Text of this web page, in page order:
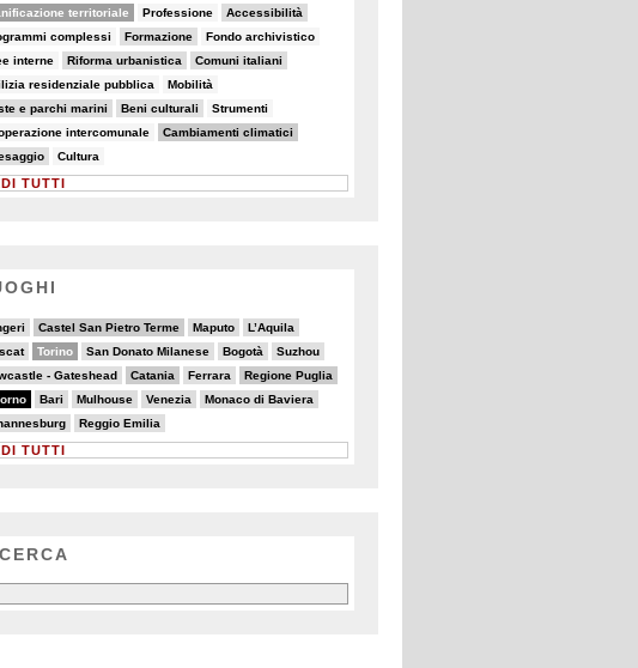
territoriale Professione Accessibilità
complessi Formazione Fondo archivistico
interne Riforma urbanistica Comuni italiani
residenziale pubblica Mobilità
e parchi marini Beni culturali Strumenti
intercomunale Cambiamenti climatici
Cultura
TUTTI
Castel San Pietro Terme Maputo L’Aquila
Torino San Donato Milanese Bogotà Suzhou
- Gateshead Catania Ferrara Regione Puglia
Bari Mulhouse Venezia Monaco di Baviera
Reggio Emilia
TUTTI